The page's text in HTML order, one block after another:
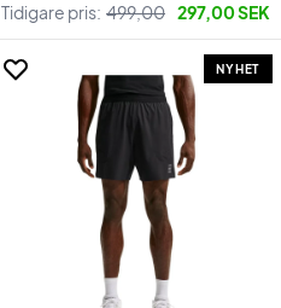
Tidigare pris: 499,00 297,00 SEK
NYHET